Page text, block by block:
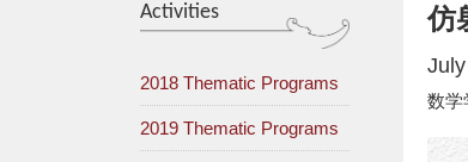
Activities
2018 Thematic Programs
2019 Thematic Programs
仿
数学